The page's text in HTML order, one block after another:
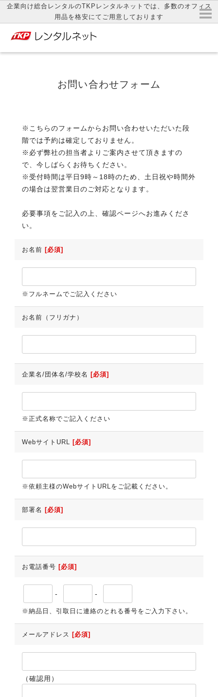
企業向け総合レンタルのTKPレンタルネットでは、多数のオフィス
用品を格安にてご用意しております
お問い合わせフォーム
※こちらのフォームからお問い合わせいただいた段
階では予約は確定しておりません。
※必ず弊社の担当者よりご案内させて頂きますの
で、今しばらくお待ちください。
※受付時間は平日9時～18時のため、土日祝や時間外
の場合は翌営業日のご対応となります。
必要事項をご記入の上、確認ページへお進みくださ
い。
お名前 [必須]
※フルネームでご記入ください
お名前（フリガナ）
企業名/団体名/学校名 [必須]
※正式名称でご記入ください
WebサイトURL [必須]
※依頼主様のWebサイトURLをご記載ください。
部署名 [必須]
お電話番号 [必須]
- -
※納品日、引取日に連絡のとれる番号をご入力下さい。
メールアドレス [必須]
（確認用）